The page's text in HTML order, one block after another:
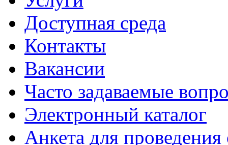
Доступная среда
Контакты
Вакансии
Часто задаваемые
Электронный каталог
Анкета для проведения